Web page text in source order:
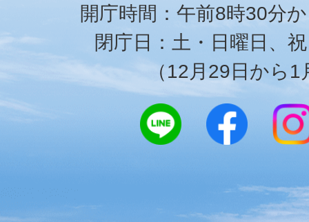
開庁時間：午前8時30分
閉庁日：土・日曜日、
（12月29日から1